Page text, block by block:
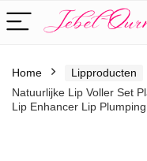
Home Lipproducten
Natuurlijke Lip Voller Set
Lip Enhancer Lip